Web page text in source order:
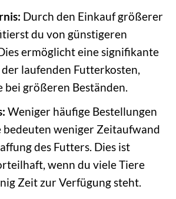
Durch den Einkauf größerer
du von günstigeren
ermöglicht eine signifikante
laufenden Futterkosten,
bei größeren Beständen.
Weniger häufige Bestellungen
bedeuten weniger Zeitaufwand
des Futters. Dies ist
wenn du viele Tiere
Zeit zur Verfügung steht.